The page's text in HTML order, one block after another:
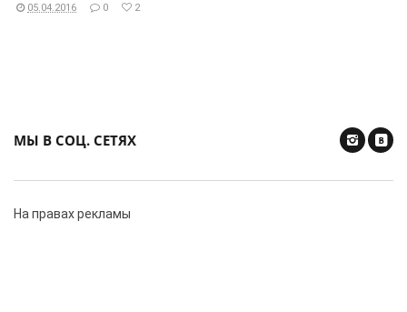
05.04.2016 0 2
МЫ В СОЦ. СЕТЯХ
На правах рекламы